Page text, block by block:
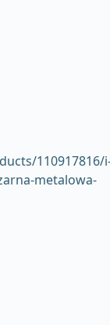
110917816/
metalowa-